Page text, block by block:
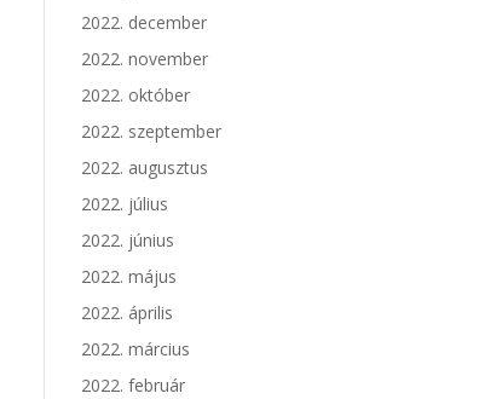
2022. december
2022. november
2022. október
2022. szeptember
2022. augusztus
2022. július
2022. június
2022. május
2022. április
2022. március
2022. február